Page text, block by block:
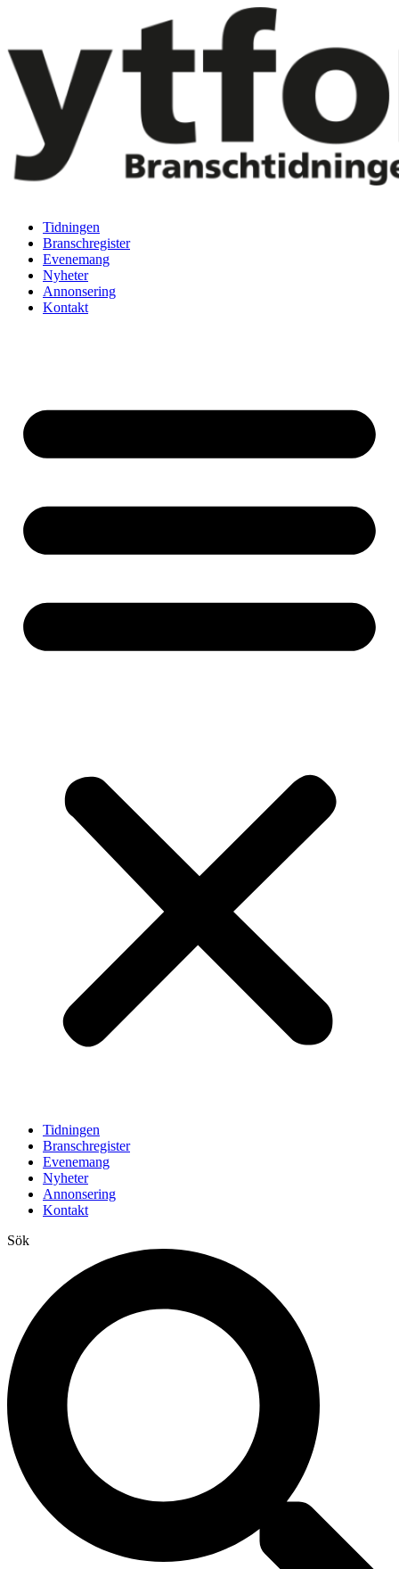
innehåll
Tidningen
Branschregister
Evenemang
Nyheter
Annonsering
Kontakt
Tidningen
Branschregister
Evenemang
Nyheter
Annonsering
Kontakt
Sök